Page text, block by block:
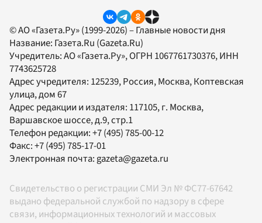
© АО «Газета.Ру» (1999-2026) – Главные новости дня
Название: Газета.Ru (Gazeta.Ru)
Учредитель:АО «Газета.Ру», ОГРН 1067761730376, ИНН
7743625728
Адрес учредителя: 125239, Россия, Москва, Коптевская
улица, дом 67
Адрес редакции и издателя: 117105, г. Москва,
Варшавское шоссе, д.9, стр.1
Телефон редакции:+7 (495) 785-00-12
Факс:+7 (495) 785-17-01
Электронная почта:gazeta@gazeta.ru
Свидетельство о регистрации СМИ Эл № ФС77-67642
выдано федеральной службой по надзору в сфере
связи, информационных технологий и массовых